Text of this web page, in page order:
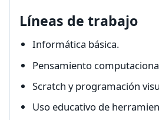
Líneas de trabajo
Informática básica.
Pensamiento
Scratch y programación
Uso educativo de